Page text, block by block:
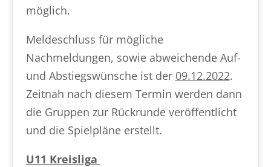
möglich.
Meldeschluss für mögliche
Nachmeldungen, sowie abweichende Auf-
und Abstiegswünsche ist der 09.12.2022.
Zeitnah nach diesem Termin werden dann
die Gruppen zur Rückrunde veröffentlicht
und die Spielpläne erstellt.
U11 Kreisliga